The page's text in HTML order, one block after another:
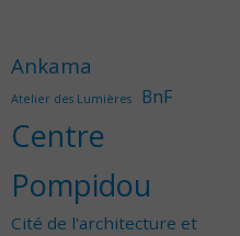
Ankama
Atelier des Lumières BnF
Centre
Pompidou
Cité de l'architecture et